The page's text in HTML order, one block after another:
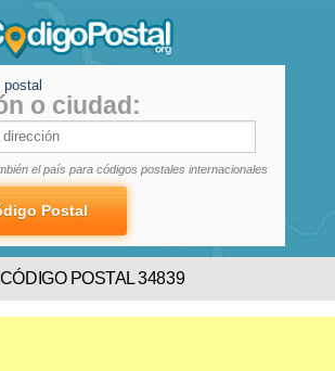
postal
o ciudad:
el país para códigos postales internacionales
CÓDIGO POSTAL 34839